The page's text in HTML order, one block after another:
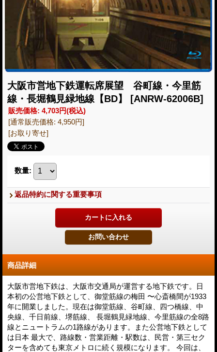
大阪市営地下鉄運転席展望 谷町線・今里筋
線・長堀鶴見緑地線【BD】
[ANRW-62006B]
販売価格: 4,703円(税込)
[通常販売価格: 4,950円]
[お取り寄せ]
数量:
返品特約に関する重要事項
商品詳細
大阪市営地下鉄は、大阪市交通局が運営する地下鉄です。日
本初の公営地下鉄として、御堂筋線の梅田 〜心斎橋間が1933
年に開業しました。現在は御堂筋線、谷町線、四つ橋線、中
央線、千日前線、堺筋線、 長堀鶴見緑地線、今里筋線の全8路
線とニュートラムの1路線があります。また公営地下鉄として
は日本 最大で、路線数・営業距離・駅数は、民営・第三セク
ターを含めても東京メトロに続く規模になります。 今回は、